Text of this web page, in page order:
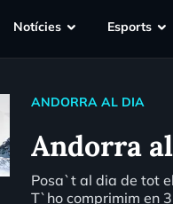
Notícies Esports
ANDORRA AL DIA
Andorra
Posa`t al dia de tot
T`ho comprimim en